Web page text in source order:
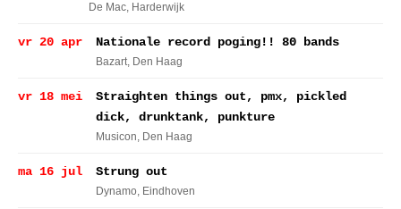
De Mac, Harderwijk
vr 20 apr Nationale record poging!! 80 bands
Bazart, Den Haag
vr 18 mei
Straighten things out, pmx, pickled
dick, drunktank, punkture
Musicon, Den Haag
ma 16 jul Strung out
Dynamo, Eindhoven